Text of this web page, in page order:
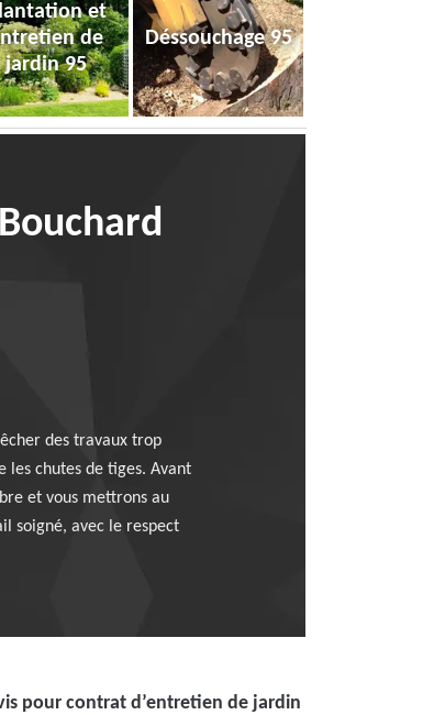
et
de
jardin 95
Déssouchage 95
des travaux trop
les chutes de tiges. Avant
et vous mettrons au
soigné, avec le respect
pour contrat d’entretien de jardin